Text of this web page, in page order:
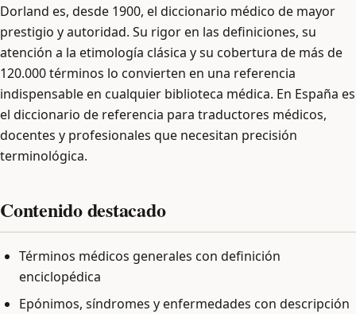
Dorland es, desde 1900, el diccionario médico de mayor
prestigio y autoridad. Su rigor en las definiciones, su
atención a la etimología clásica y su cobertura de más de
120.000 términos lo convierten en una referencia
indispensable en cualquier biblioteca médica. En España es
el diccionario de referencia para traductores médicos,
docentes y profesionales que necesitan precisión
terminológica.
Contenido destacado
Términos médicos generales con definición
enciclopédica
Epónimos, síndromes y enfermedades con descripción